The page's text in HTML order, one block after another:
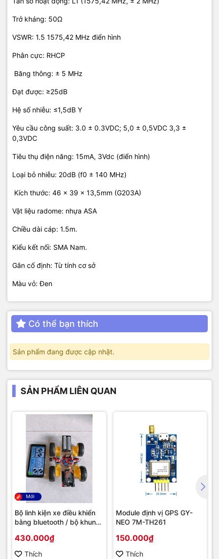
Trở kháng: 50Ω
VSWR: 1.5 1575,42 MHz điển hình
Phân cực: RHCP
Băng thông: ± 5 MHz
Đạt được: ≥25dB
Hệ số nhiễu: ≤1,5dB Y
Yêu cầu công suất: 3.0 ± 0.3VDC; 5,0 ± 0,5VDC 3,3 ±
0,3VDC
Tiêu thụ điện năng: 15mA, 3Vdc (điển hình)
Loại bỏ nhiễu: 20dB (f0 ± 140 MHz)
Kích thước: 46 × 39 × 13,5mm (G203A)
Vật liệu radome: nhựa ASA
Chiều dài cáp: 1.5m.
Kiểu kết nối: SMA Nam.
Gắn cố định: Từ tính cơ sở
Màu vỏ: Đen
Có thể bạn thích
Sản phẩm đang được cập nhật.
SẢN PHẨM LIÊN QUAN
Mới
Bộ linh kiện xe điều khiển
bằng bluetooth / bộ khung
430.000₫
Thích
Module định vị GPS GY-
NEO 7M-TH261
150.000₫
Thích